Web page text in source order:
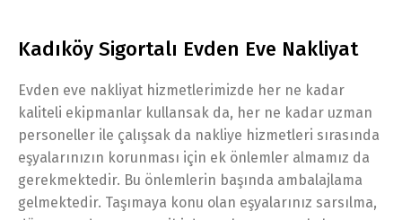
Kadıköy Sigortalı Evden Eve Nakliyat
Evden eve nakliyat hizmetlerimizde her ne kadar
kaliteli ekipmanlar kullansak da, her ne kadar uzman
personeller ile çalışsak da nakliye hizmetleri sırasında
eşyalarınızın korunması için ek önlemler almamız da
gerekmektedir. Bu önlemlerin başında ambalajlama
gelmektedir. Taşımaya konu olan eşyalarınız sarsılma,